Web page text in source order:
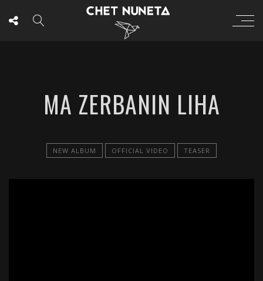
MA ZERBANIN LIHA
NEW ALBUM OFFICIAL VIDEO TEASER